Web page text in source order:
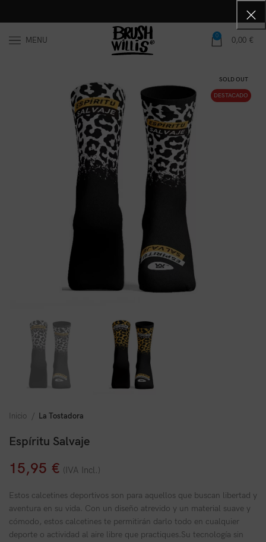
MENU 0 0,00 €
SOLD OUT
DESTACADO
Inicio La Tostadora
Espíritu Salvaje
15,95 € (IVA Incl.)
Estos calcetines deportivos son para aquellos que buscan libertad y
aventura en su vida. Con un diseño atrevido y un material suave y
cómodo, estos calcetines te permitirán darlo todo en cualquier
deporte o actividad al aire libre que practiques.Su tecnología sin